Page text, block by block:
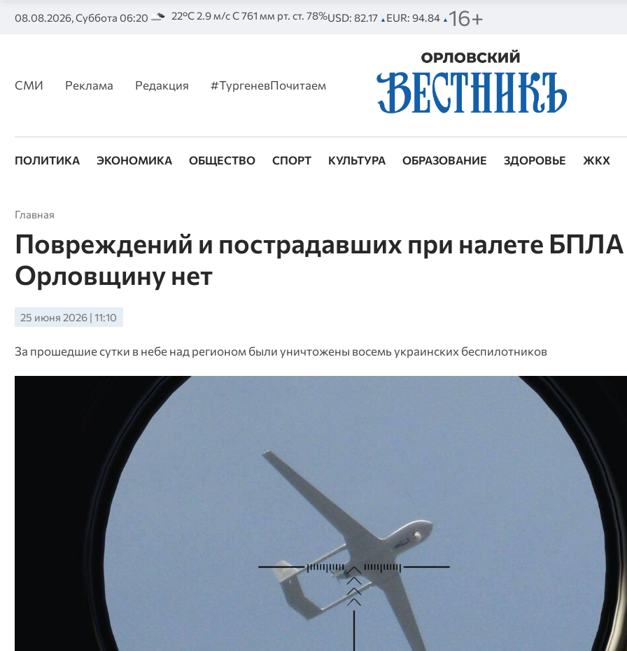
08.08.2026, Суббота 06:20 22°C 2.9 м/с С 761 мм рт. ст. 78%USD: 82.17 ▲ EUR: 94.84 ▲ 16+
СМИ Реклама Редакция #ТургеневПочитаем
ПОЛИТИКА ЭКОНОМИКА ОБЩЕСТВО СПОРТ КУЛЬТУРА ОБРАЗОВАНИЕ ЗДОРОВЬЕ ЖКХ
Главная
Повреждений и пострадавших при налете БПЛА
Орловщину нет
25 июня 2026 | 11:10
За прошедшие сутки в небе над регионом были уничтожены восемь украинских беспилотников